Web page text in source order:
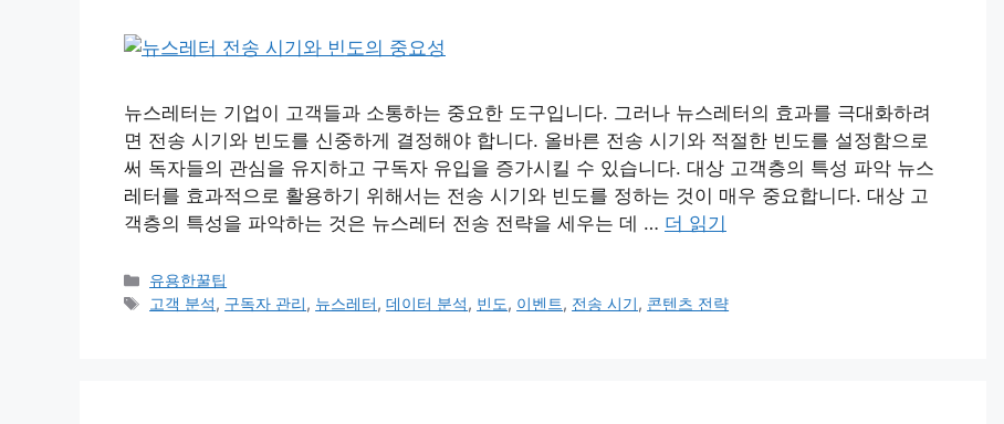
뉴스레터는 기업이 고객들과 소통하는 중요한 도구입니다. 그러나 뉴스레터의 효과를 극대화하려
면 전송 시기와 빈도를 신중하게 결정해야 합니다. 올바른 전송 시기와 적절한 빈도를 설정함으로
써 독자들의 관심을 유지하고 구독자 유입을 증가시킬 수 있습니다. 대상 고객층의 특성 파악 뉴스
레터를 효과적으로 활용하기 위해서는 전송 시기와 빈도를 정하는 것이 매우 중요합니다. 대상 고
객층의 특성을 파악하는 것은 뉴스레터 전송 전략을 세우는 데 … 더 읽기
카
테
유용한꿀팁
태
고객 분석, 구독자 관리, 뉴스레터,데이터 분석, 빈도, 이벤트, 전송 시기, 콘텐츠 전략